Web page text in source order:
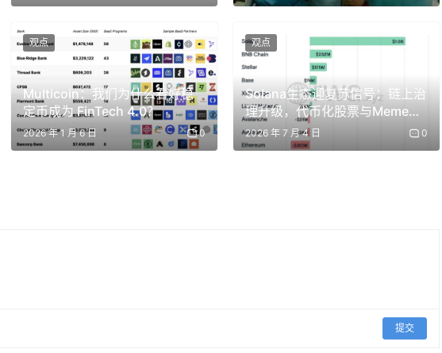
存入 1740 万美元 HYPE 并开始抛售
关联的钱包 4 小时前向 Hyperliquid 存入 40.3 万枚 HYPE（价值 1740 万
万 USDC。
Multicoin：我们为什么看好稳
定币成为 FinTech 4.0？
2026 年 1 月 6 日 0
观点
Solana生态迎复苏信号：链上治
理升级，代币化股票与Meme齐
升温
2026 年 7 月 4 日 0
观点
提交